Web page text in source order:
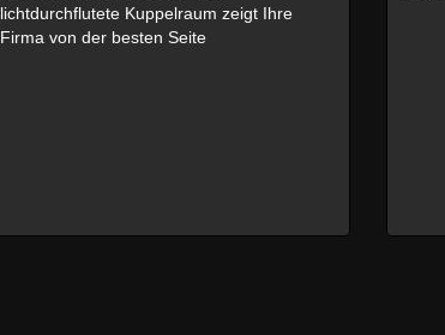
lichtdurchflutete Kuppelraum zeigt Ihre
Firma von der besten Seite